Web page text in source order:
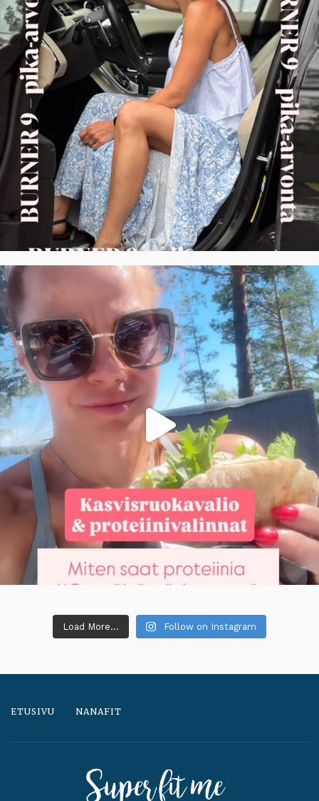
Load More... Follow on Instagram
ETUSIVU NANAFIT